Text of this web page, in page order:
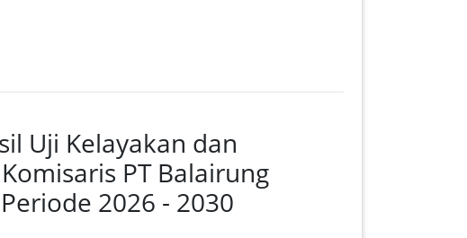
Uji Kelayakan dan
PT Balairung
2026 - 2030